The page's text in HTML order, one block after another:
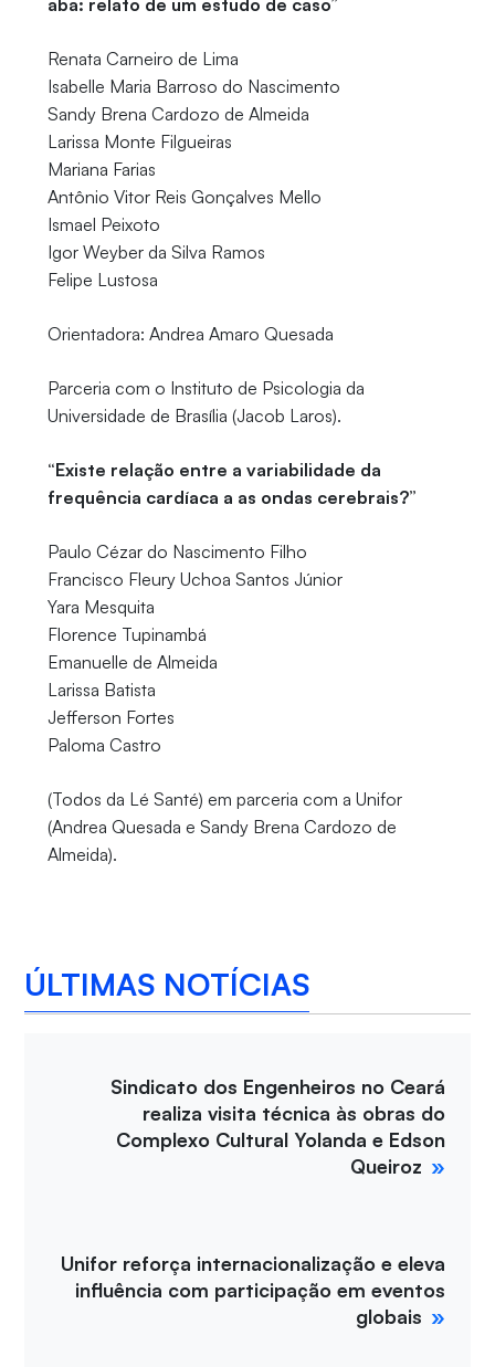
aba: relato de um estudo de caso”
Renata Carneiro de Lima
Isabelle Maria Barroso do Nascimento
Sandy Brena Cardozo de Almeida
Larissa Monte Filgueiras
Mariana Farias
Antônio Vitor Reis Gonçalves Mello
Ismael Peixoto
Igor Weyber da Silva Ramos
Felipe Lustosa
Orientadora: Andrea Amaro Quesada
Parceria com o Instituto de Psicologia da
Universidade de Brasília (Jacob Laros).
“Existe relação entre a variabilidade da
frequência cardíaca a as ondas cerebrais?”
Paulo Cézar do Nascimento Filho
Francisco Fleury Uchoa Santos Júnior
Yara Mesquita
Florence Tupinambá
Emanuelle de Almeida
Larissa Batista
Jefferson Fortes
Paloma Castro
(Todos da Lé Santé) em parceria com a Unifor
(Andrea Quesada e Sandy Brena Cardozo de
Almeida).
ÚLTIMAS NOTÍCIAS
Sindicato dos Engenheiros no Ceará
realiza visita técnica às obras do
Complexo Cultural Yolanda e Edson
Queiroz
Unifor reforça internacionalização e eleva
influência com participação em eventos
globais